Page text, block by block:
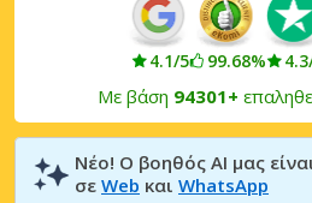
4.1/5 99.68%
Με βάση 94301+
Νέο! Ο βοηθός AI μας
σε Web και WhatsApp